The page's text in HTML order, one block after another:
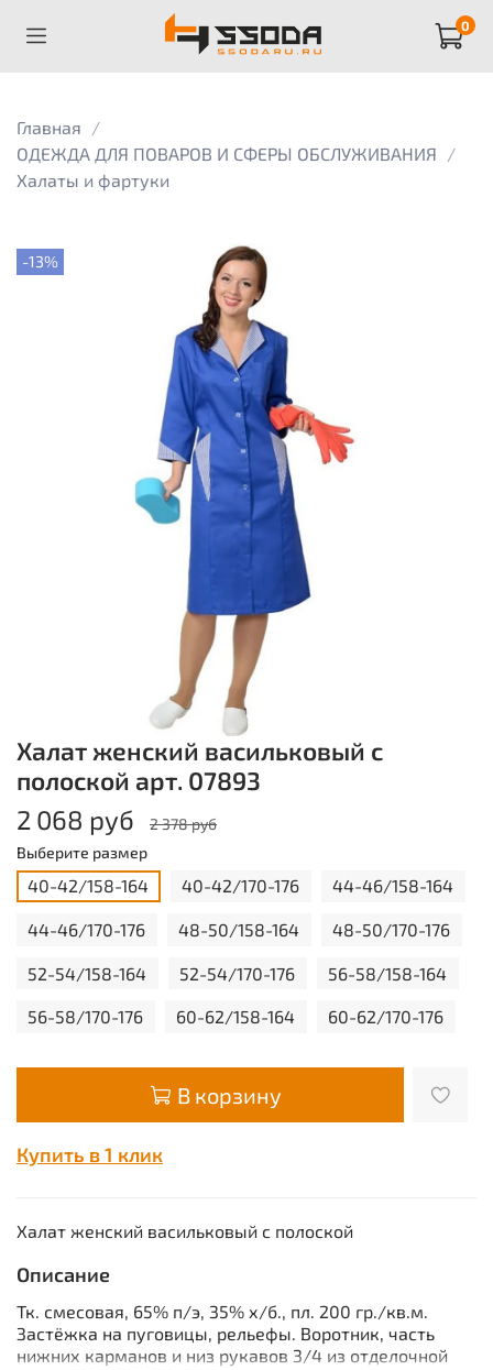
0
Главная
ОДЕЖДА ДЛЯ ПОВАРОВ И СФЕРЫ ОБСЛУЖИВАНИЯ
Халаты и фартуки
-13%
Халат женский васильковый с
полоской арт. 07893
2 068 руб
2 378 руб
Выберите размер
40-42/158-164 40-42/170-176 44-46/158-164
44-46/170-176 48-50/158-164 48-50/170-176
52-54/158-164 52-54/170-176 56-58/158-164
56-58/170-176 60-62/158-164 60-62/170-176
В корзину
Купить в 1 клик
Халат женский васильковый с полоской
Описание
Тк. смесовая, 65% п/э, 35% х/б., пл. 200 гр./кв.м.
Застёжка на пуговицы, рельефы. Воротник, часть
нижних карманов и низ рукавов 3/4 из отделочной